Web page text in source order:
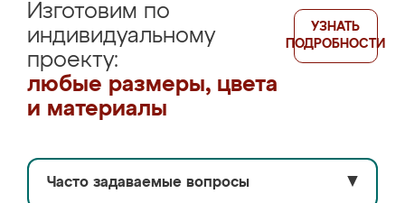
Изготовим по
индивидуальному
проекту:
любые размеры, цвета
и материалы
УЗНАТЬ
ПОДРОБНОСТИ
Часто задаваемые вопросы ▼